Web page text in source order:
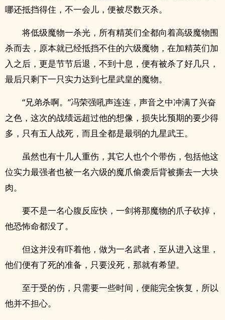
哪还抵挡得住，不一会儿，便被尽数灭杀。
将低级魔物一杀光，所有精英们全都向着高级魔物围
杀而去，原本就已经抵挡不住的六级魔物，在加精英们加
入之后，更是节节后退，不到十息，便有被杀了好几只，
最后只剩下一只实力达到七星武皇的魔物。
“兄弟杀啊。”冯荣强吼声连连，声音之中冲满了兴奋
之色，这次的战绩远超过他的想像，损失比预期的要少得
多，只有五人战死，而且全都是最弱的九星武王。
虽然也有十几人重伤，其它人也个个带伤，包括他这
位实力最强者也被一名六级的魔爪偷袭后背被撕去一大块
肉。
要不是一名心腹反应快，一剑将那魔物的爪子砍掉，
他恐怖命都没了。
但这并没有吓着他，做为一名武者，至从进入这里，
他们便有了死的准备，只要没死，那就有希望。
至于受的伤，只需要一些时间，便能完全恢复，所以
他并不担心。